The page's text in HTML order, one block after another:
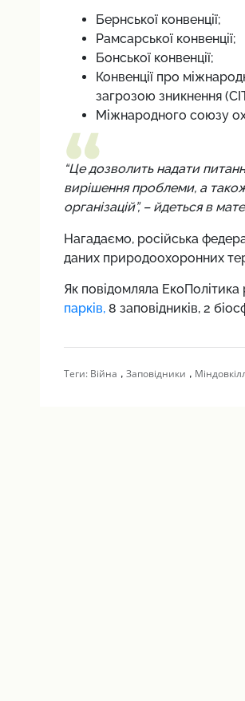
Бернської конвенції;
Рамсарської конвенції;
Бонської конвенції;
Конвенції про
загрозою зникнення
Міжнародного союзу
“Це дозволить надати
вирішення проблеми, а
організацій”, – йдеться в
Нагадаємо, російська
даних природоохоронних
Як повідомляла ЕкоПолітика
парків,8 заповідників, 2
Теги: Війна , Заповідники ,